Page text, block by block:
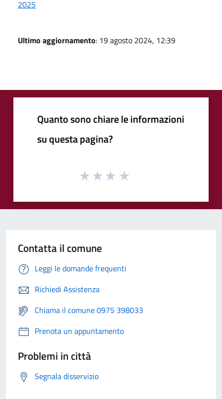
2025
Ultimo aggiornamento: 19 agosto 2024, 12:39
Quanto sono chiare le informazioni
su questa pagina?
Contatta il comune
Leggi le domande frequenti
Richiedi Assistenza
Chiama il comune 0975 398033
Prenota un appuntamento
Problemi in città
Segnala disservizio